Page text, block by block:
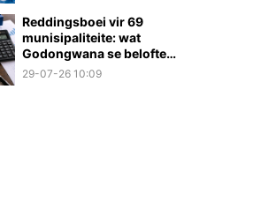
Reddingsboei vir 69
munisipaliteite: wat
Godongwana se belofte
werklik beteken
29-07-26 10:09